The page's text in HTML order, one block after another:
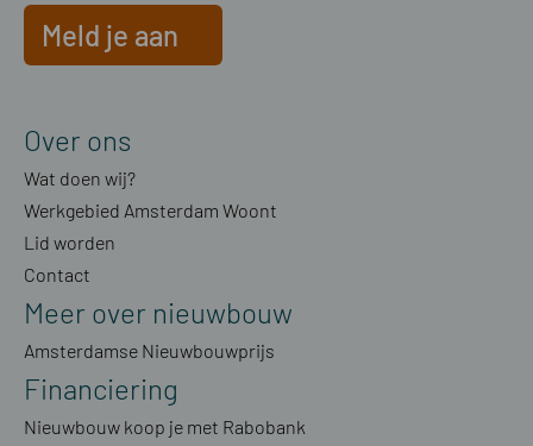
Meld je aan
Over ons
Wat doen wij?
Werkgebied Amsterdam Woont
Lid worden
Contact
Meer over nieuwbouw
Amsterdamse Nieuwbouwprijs
Financiering
Nieuwbouw koop je met Rabobank